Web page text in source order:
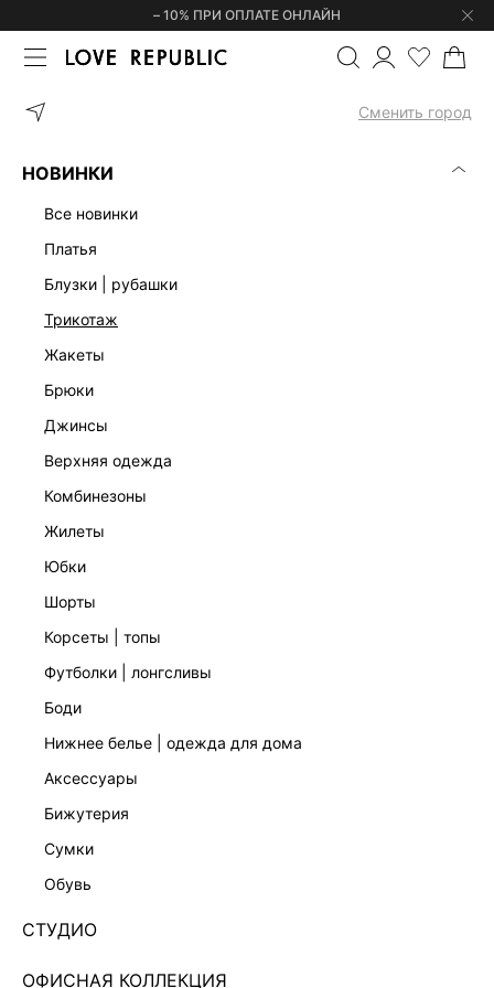
– 10% ПРИ ОПЛАТЕ ОНЛАЙН
Сменить город
НОВИНКИ
все новинки
платья
блузки | рубашки
трикотаж
жакеты
брюки
джинсы
верхняя одежда
комбинезоны
жилеты
юбки
шорты
корсеты | топы
футболки | лонгсливы
боди
нижнее белье | одежда для дома
аксессуары
бижутерия
сумки
обувь
СТУДИО
ОФИСНАЯ КОЛЛЕКЦИЯ
ГЛАВНАЯ ЖАККАРДОВЫЙ
ВЕЧЕРНЯЯ КОЛЛЕКЦИЯ
ЖАККАРДОВЫЙ КОМБИНЕЗОН С ОБЪЕМНЫМ
ВОЛАНОМ 5452622724-50
Нет в наличии